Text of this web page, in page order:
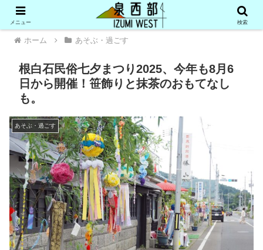
ホーム あそぶ・過ごす
根白石民俗七夕まつり2025、今年も8月6
日から開催！笹飾りと抹茶のおもてなし
も。
あそぶ・過ごす
メニュー 検索